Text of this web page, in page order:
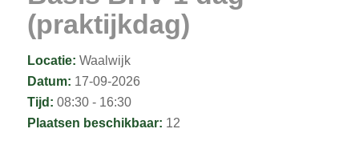
(praktijkdag)
Locatie: Waalwijk
Datum: 17-09-2026
Tijd: 08:30 - 16:30
Plaatsen beschikbaar: 12